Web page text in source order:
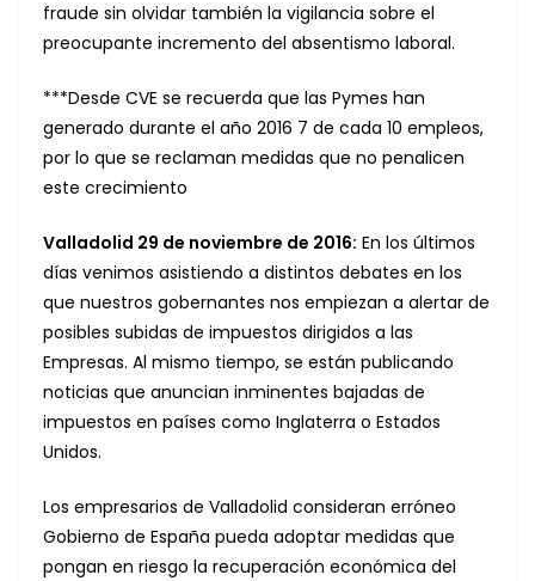
fraude sin olvidar también la vigilancia sobre el
preocupante incremento del absentismo laboral.
***Desde CVE se recuerda que las Pymes han
generado durante el año 2016 7 de cada 10 empleos,
por lo que se reclaman medidas que no penalicen
este crecimiento
Valladolid 29 de noviembre de 2016: En los últimos
días venimos asistiendo a distintos debates en los
que nuestros gobernantes nos empiezan a alertar de
posibles subidas de impuestos dirigidos a las
Empresas. Al mismo tiempo, se están publicando
noticias que anuncian inminentes bajadas de
impuestos en países como Inglaterra o Estados
Unidos.
Los empresarios de Valladolid consideran erróneo
Gobierno de España pueda adoptar medidas que
pongan en riesgo la recuperación económica del